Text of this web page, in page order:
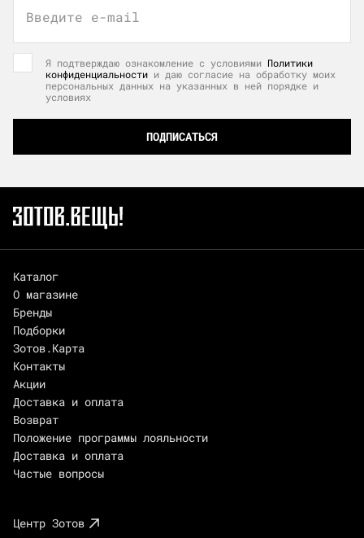
Введите e-mail
Я подтверждаю ознакомление с условиями Политики
конфиденциальности и даю согласие на обработку моих
персональных данных на указанных в ней порядке и
условиях
ПОДПИСАТЬСЯ
Каталог
О магазине
Бренды
Подборки
Зотов.Карта
Контакты
Акции
Доставка и оплата
Возврат
Положение программы лояльности
Доставка и оплата
Частые вопросы
Центр Зотов